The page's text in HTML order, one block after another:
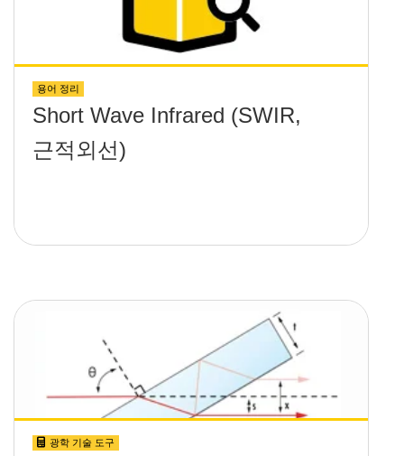
용어 정리
Short Wave Infrared (SWIR,
근적외선)
광학 기술 도구